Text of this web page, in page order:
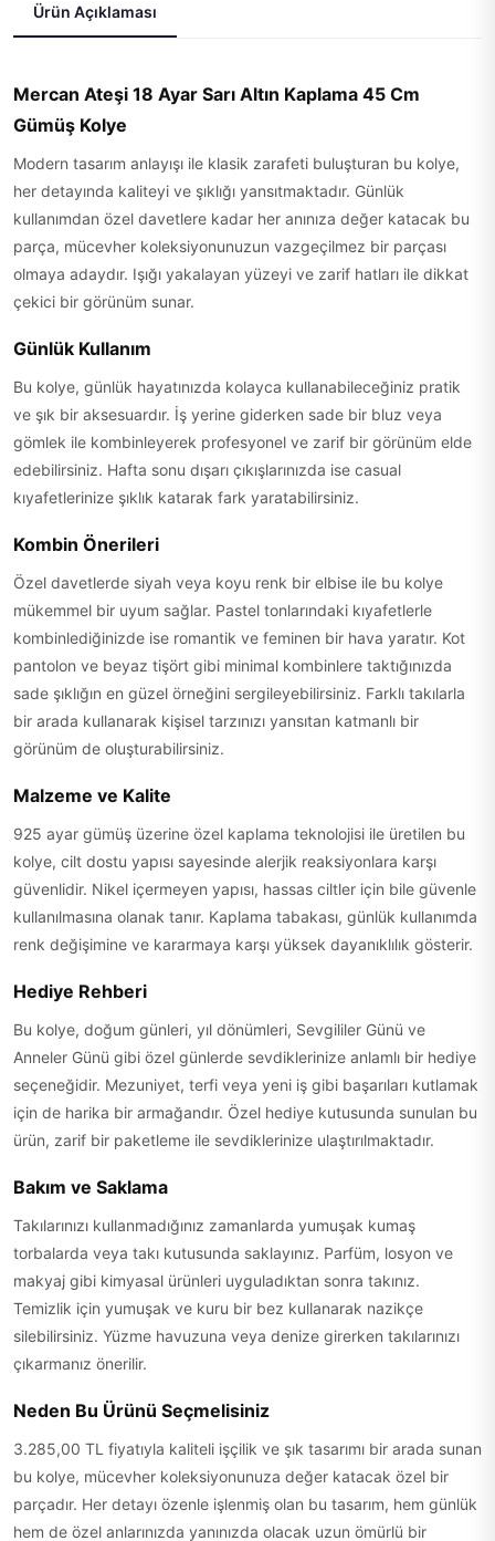
Ürün Açıklaması
Mercan Ateşi 18 Ayar Sarı Altın Kaplama 45 Cm
Gümüş Kolye
Modern tasarım anlayışı ile klasik zarafeti buluşturan bu kolye,
her detayında kaliteyi ve şıklığı yansıtmaktadır. Günlük
kullanımdan özel davetlere kadar her anınıza değer katacak bu
parça, mücevher koleksiyonunuzun vazgeçilmez bir parçası
olmaya adaydır. Işığı yakalayan yüzeyi ve zarif hatları ile dikkat
çekici bir görünüm sunar.
Günlük Kullanım
Bu kolye, günlük hayatınızda kolayca kullanabileceğiniz pratik
ve şık bir aksesuardır. İş yerine giderken sade bir bluz veya
gömlek ile kombinleyerek profesyonel ve zarif bir görünüm elde
edebilirsiniz. Hafta sonu dışarı çıkışlarınızda ise casual
kıyafetlerinize şıklık katarak fark yaratabilirsiniz.
Kombin Önerileri
Özel davetlerde siyah veya koyu renk bir elbise ile bu kolye
mükemmel bir uyum sağlar. Pastel tonlarındaki kıyafetlerle
kombinlediğinizde ise romantik ve feminen bir hava yaratır. Kot
pantolon ve beyaz tişört gibi minimal kombinlere taktığınızda
sade şıklığın en güzel örneğini sergileyebilirsiniz. Farklı takılarla
bir arada kullanarak kişisel tarzınızı yansıtan katmanlı bir
görünüm de oluşturabilirsiniz.
Malzeme ve Kalite
925 ayar gümüş üzerine özel kaplama teknolojisi ile üretilen bu
kolye, cilt dostu yapısı sayesinde alerjik reaksiyonlara karşı
güvenlidir. Nikel içermeyen yapısı, hassas ciltler için bile güvenle
kullanılmasına olanak tanır. Kaplama tabakası, günlük kullanımda
renk değişimine ve kararmaya karşı yüksek dayanıklılık gösterir.
Hediye Rehberi
Bu kolye, doğum günleri, yıl dönümleri, Sevgililer Günü ve
Anneler Günü gibi özel günlerde sevdiklerinize anlamlı bir hediye
seçeneğidir. Mezuniyet, terfi veya yeni iş gibi başarıları kutlamak
için de harika bir armağandır. Özel hediye kutusunda sunulan bu
ürün, zarif bir paketleme ile sevdiklerinize ulaştırılmaktadır.
Bakım ve Saklama
Takılarınızı kullanmadığınız zamanlarda yumuşak kumaş
torbalarda veya takı kutusunda saklayınız. Parfüm, losyon ve
makyaj gibi kimyasal ürünleri uyguladıktan sonra takınız.
Temizlik için yumuşak ve kuru bir bez kullanarak nazikçe
silebilirsiniz. Yüzme havuzuna veya denize girerken takılarınızı
çıkarmanız önerilir.
Neden Bu Ürünü Seçmelisiniz
3.285,00 TL fiyatıyla kaliteli işçilik ve şık tasarımı bir arada sunan
bu kolye, mücevher koleksiyonunuza değer katacak özel bir
parçadır. Her detayı özenle işlenmiş olan bu tasarım, hem günlük
hem de özel anlarınızda yanınızda olacak uzun ömürlü bir